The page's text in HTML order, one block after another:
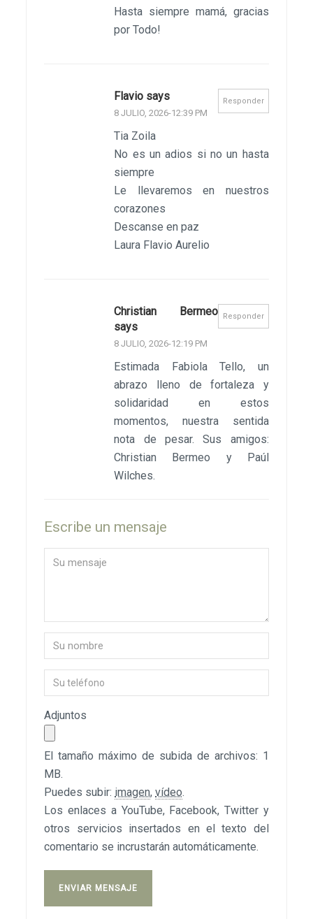
Hasta siempre mamá, gracias
por Todo!
Responder
Flavio says
8 JULIO, 2026-12:39 PM
Tia Zoila
No es un adios si no un hasta
siempre
Le llevaremos en nuestros
corazones
Descanse en paz
Laura Flavio Aurelio
Responder
Christian Bermeo
says
8 JULIO, 2026-12:19 PM
Estimada Fabiola Tello, un
abrazo lleno de fortaleza y
solidaridad en estos
momentos, nuestra sentida
nota de pesar. Sus amigos:
Christian Bermeo y Paúl
Wilches.
Escribe un mensaje
Adjuntos
El tamaño máximo de subida de archivos: 1
MB.
Puedes subir: imagen,vídeo.
Los enlaces a YouTube, Facebook, Twitter y
otros servicios insertados en el texto del
comentario se incrustarán automáticamente.